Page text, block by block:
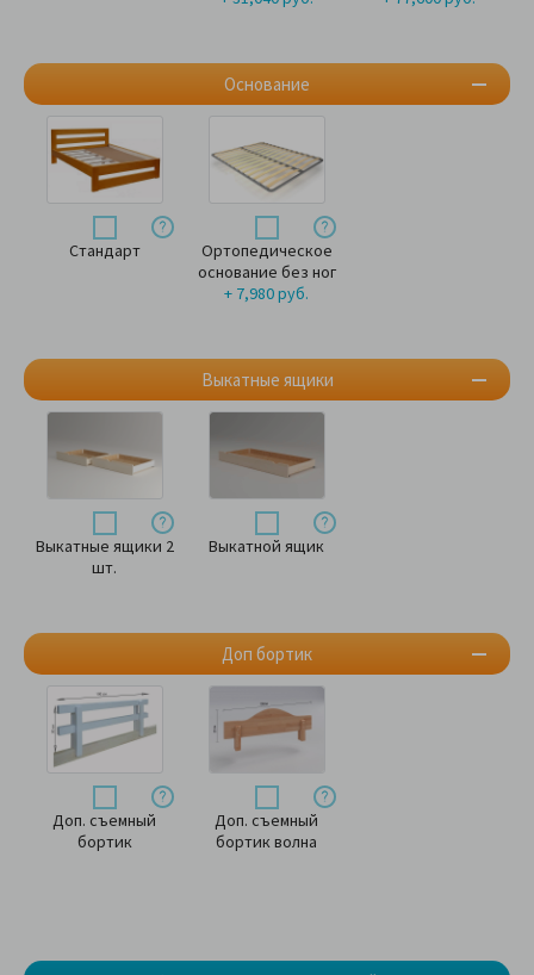
Основание
Выкатные ящики
Доп бортик
Стандарт
Ортопедическое
основание без ног
+ 7,980 руб.
Выкатные ящики 2
шт.
Выкатной ящик
Доп. съемный
бортик
Доп. съемный
бортик волна